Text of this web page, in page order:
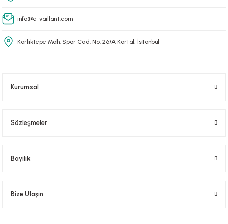
info@e-vaillant.com
Karlıktepe Mah. Spor Cad. No: 26/A Kartal, İstanbul
Kurumsal
Sözleşmeler
Bayilik
Bize Ulaşın